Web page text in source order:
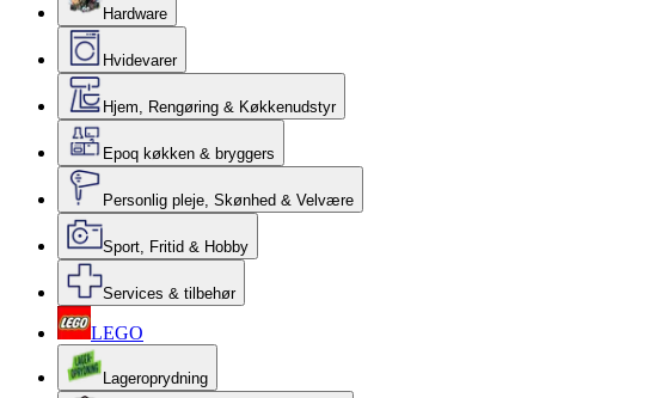
Hardware
Hvidevarer
Hjem, Rengøring & Køkkenudstyr
Epoq køkken & bryggers
Personlig pleje, Skønhed & Velvære
Sport, Fritid & Hobby
Services & tilbehør
LEGO
Lageroprydning